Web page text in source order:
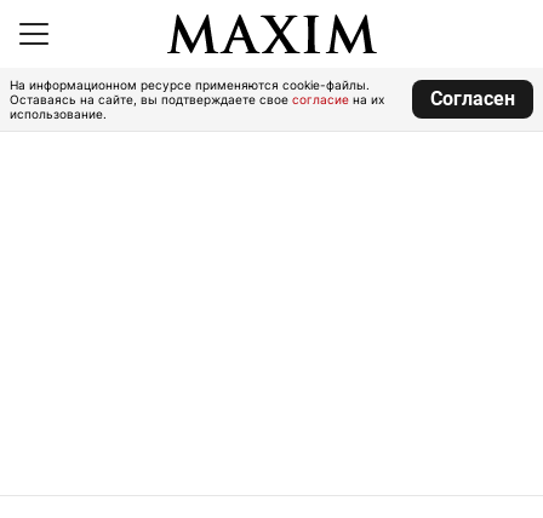
На информационном ресурсе применяются cookie-файлы.
Оставаясь на сайте, вы подтверждаете свое согласие на их
использование.
Согласен